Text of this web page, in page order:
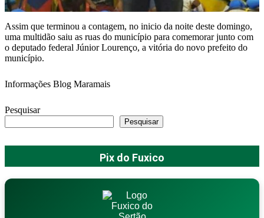
Assim que terminou a contagem, no inicio da noite deste domingo,
uma multidão saiu as ruas do município para comemorar junto com
o deputado federal Júnior Lourenço, a vitória do novo prefeito do
município.
Informações Blog Maramais
Pesquisar
Pesquisar
Pix do Fuxico